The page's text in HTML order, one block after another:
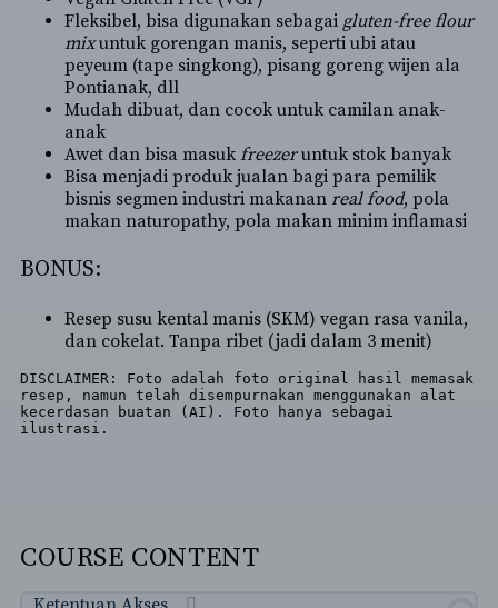
Fleksibel, bisa digunakan sebagai gluten-free flour
mixuntuk gorengan manis, seperti ubi atau
peyeum (tape singkong), pisang goreng wijen ala
Pontianak, dll
Mudah dibuat, dan cocok untuk camilan anak-
anak
Awet dan bisa masuk freezeruntuk stok banyak
Bisa menjadi produk jualan bagi para pemilik
bisnis segmen industri makanan real food, pola
makan naturopathy, pola makan minim inflamasi
BONUS:
Resep susu kental manis (SKM) vegan rasa vanila,
dan cokelat. Tanpa ribet (jadi dalam 3 menit)
DISCLAIMER: Foto adalah foto original hasil memasak
resep, namun telah disempurnakan menggunakan alat
kecerdasan buatan (AI). Foto hanya sebagai
ilustrasi.
COURSE CONTENT